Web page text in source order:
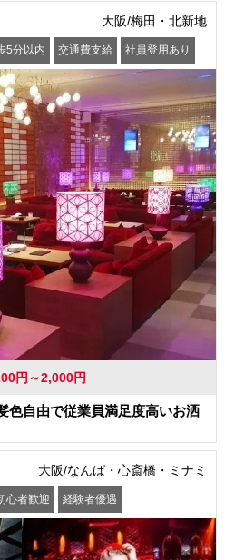
大阪/梅田・北新地
5分以内 交通費支給 社員登用あり
円～2,000円
色自由で従業員満足度高いお洒
大阪/なんば・心斎橋・ミナミ
心者歓迎 経験者優遇
社員登用あり